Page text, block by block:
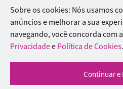
Rio de Flores | CNPJ:
Rua Lopes Trovão, 42 - Rio de
WhatsApp: (21) 96451-9290|
© 2024-2026 - Todos os direitos
Sobre os cookies: Nós usamos
anúncios e melhorar a sua
navegando, você concorda com
Privacidadee Política de Cookies.
Continuar e